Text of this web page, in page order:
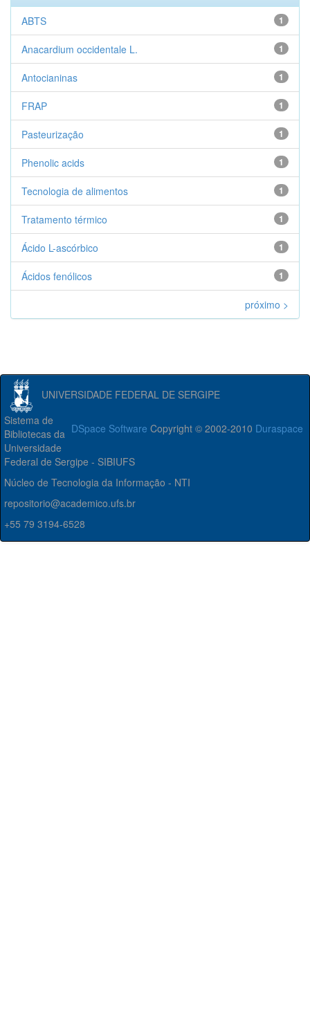
1
ABTS
1
Anacardium occidentale L.
1
Antocianinas
1
FRAP
1
Pasteurização
1
Phenolic acids
1
Tecnologia de alimentos
1
Tratamento térmico
1
Ácido L-ascórbico
1
Ácidos fenólicos
próximo >
UNIVERSIDADE FEDERAL DE SERGIPE
DSpace Software Copyright © 2002-2010 Duraspace
Sistema de
Bibliotecas da
Universidade
Federal de Sergipe - SIBIUFS
Núcleo de Tecnologia da Informação - NTI
repositorio@academico.ufs.br
+55 79 3194-6528